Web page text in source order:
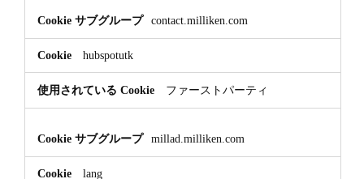
contact.milliken.com
hubspotutk
ファーストパーティ
millad.milliken.com
lang